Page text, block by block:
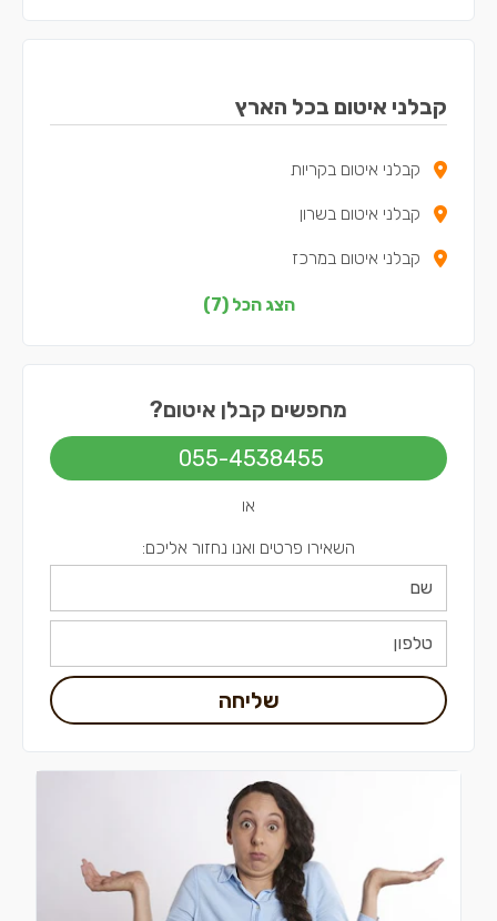
קבלני איטום בכל הארץ
קבלני איטום בקריות
קבלני איטום בשרון
קבלני איטום במרכז
קבלני איטום בדרום
קבלני איטום בירושלים
הצג הכל (7)
מחפשים קבלן איטום?
055-4538455
או
השאירו פרטים ואנו נחזור אליכם:
שליחה